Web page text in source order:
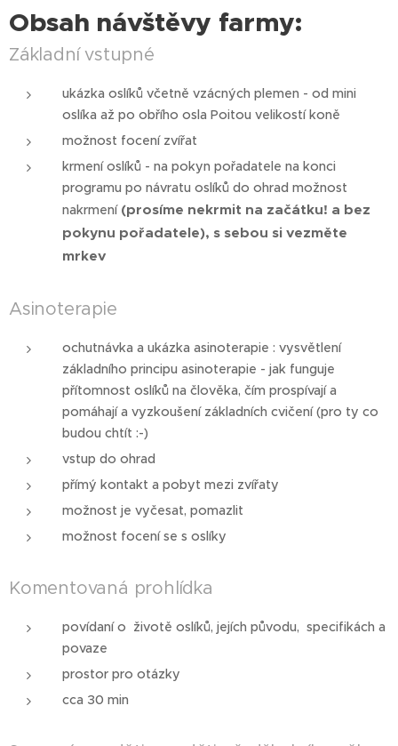
Obsah návštěvy farmy:
Základní vstupné
ukázka oslíků včetně vzácných plemen - od mini
oslíka až po obřího osla Poitou velikostí koně
možnost focení zvířat
krmení oslíků - na pokyn pořadatele na konci
programu po návratu oslíků do ohrad možnost
nakrmení (prosíme nekrmit na začátku! a bez
pokynu pořadatele), s sebou si vezměte
mrkev
Asinoterapie
ochutnávka a ukázka asinoterapie : vysvětlení
základního principu asinoterapie - jak funguje
přítomnost oslíků na člověka, čím prospívají a
pomáhají a vyzkoušení základních cvičení (pro ty co
budou chtít :-)
vstup do ohrad
přímý kontakt a pobyt mezi zvířaty
možnost je vyčesat, pomazlit
možnost focení se s oslíky
Komentovaná prohlídka
povídaní o životě oslíků, jejích původu, specifikách a
povaze
prostor pro otázky
cca 30 min